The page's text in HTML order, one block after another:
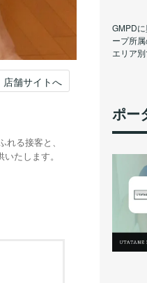
店舗サイトへ
る接客と、
たします。
GMPD
ープ所
エリア別
ポー